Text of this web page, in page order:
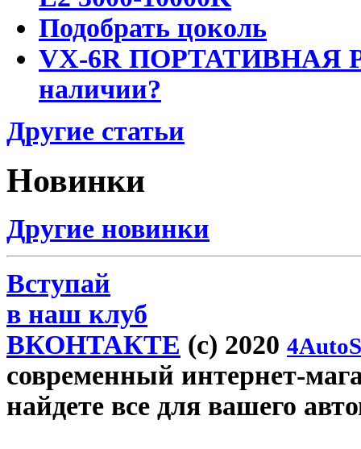
Подобрать цоколь
VX-6R ПОРТАТИВНАЯ
наличии?
Другие статьи
Новинки
Другие новинки
Вступай
в наш клуб
ВКОНТАКТЕ (c) 2020
современный интернет-
найдете все для вашего